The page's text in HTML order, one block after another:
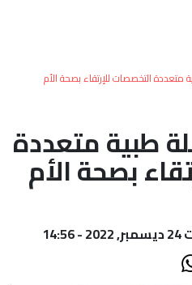
العالم
الصحراء
متعددة التخصصات للإرتقاء بصحة الأم
طبية متعددة
بصحة الأم